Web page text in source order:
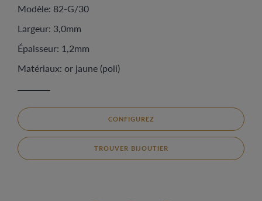
Modèle: 82-G/30
Largeur: 3,0mm
Épaisseur: 1,2mm
Matériaux: or jaune (poli)
CONFIGUREZ
TROUVER BIJOUTIER